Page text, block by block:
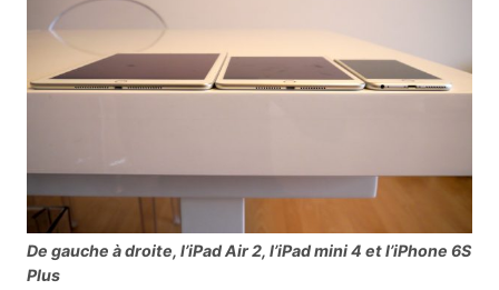
De gauche à droite, l’iPad Air 2, l’iPad mini 4 et l’iPhone 6S
Plus